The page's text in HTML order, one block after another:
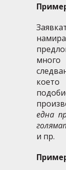
една
и пр.